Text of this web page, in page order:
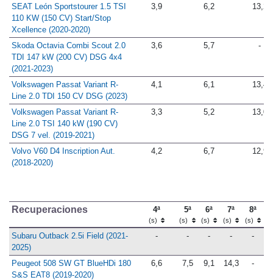
SEAT León Sportstourer 1.5 TSI
110 KW (150 CV) Start/Stop
Xcellence (2020-2020)
3,9 6,2 13,2
Skoda Octavia Combi Scout 2.0
TDI 147 kW (200 CV) DSG 4x4
(2021-2023)
3,6 5,7 -
Volkswagen Passat Variant R-
Line 2.0 TDI 150 CV DSG (2023)
4,1 6,1 13,4
Volkswagen Passat Variant R-
Line 2.0 TSI 140 kW (190 CV)
DSG 7 vel. (2019-2021)
3,3 5,2 13,0
Volvo V60 D4 Inscription Aut.
(2018-2020)
4,2 6,7 12,9
Recuperaciones 4ª
(s)
5ª
(s)
6ª
(s)
7ª
(s)
8ª
(s)
Subaru Outback 2.5i Field (2021-
2025)
- - - - -
Peugeot 508 SW GT BlueHDi 180
S&S EAT8 (2019-2020)
6,6 7,5 9,1 14,3 -